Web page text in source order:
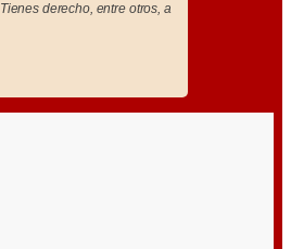
Tienes derecho, entre otros, a